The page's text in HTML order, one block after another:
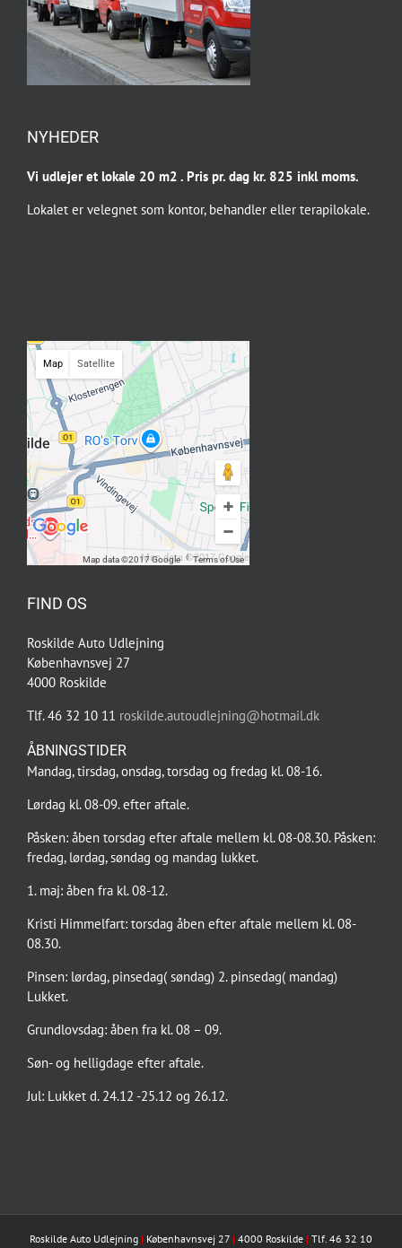
NYHEDER
Vi udlejer et lokale 20 m2 . Pris pr. dag kr. 825 inkl moms.
Lokalet er velegnet som kontor, behandler eller terapilokale.
Map data ©2017 GoogleMap data ©2017 Google
Terms of Use
Map Satellite
FIND OS
Roskilde Auto Udlejning
Københavnsvej 27
4000 Roskilde
Tlf. 46 32 10 11 roskilde.autoudlejning@hotmail.dk
ÅBNINGSTIDER
Mandag, tirsdag, onsdag, torsdag og fredag kl. 08-16.
Lørdag kl. 08-09. efter aftale.
Påsken: åben torsdag efter aftale mellem kl. 08-08.30. Påsken:
fredag, lørdag, søndag og mandag lukket.
1. maj: åben fra kl. 08-12.
Kristi Himmelfart: torsdag åben efter aftale mellem kl. 08-
08.30.
Pinsen: lørdag, pinsedag( søndag) 2. pinsedag( mandag)
Lukket.
Grundlovsdag: åben fra kl. 08 – 09.
Søn- og helligdage efter aftale.
Jul: Lukket d. 24.12 -25.12 og 26.12.
Roskilde Auto Udlejning | Københavnsvej 27 | 4000 Roskilde | Tlf. 46 32 10